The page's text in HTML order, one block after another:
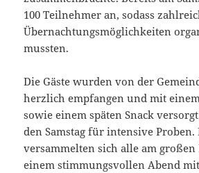
100 Teilnehmer an, sodass
Übernachtungsmöglichkeiten
mussten.
Die Gäste wurden von der
herzlich empfangen und mit
sowie einem späten Snack
den Samstag für intensive Proben.
versammelten sich alle am großen
einem stimmungsvollen Abend